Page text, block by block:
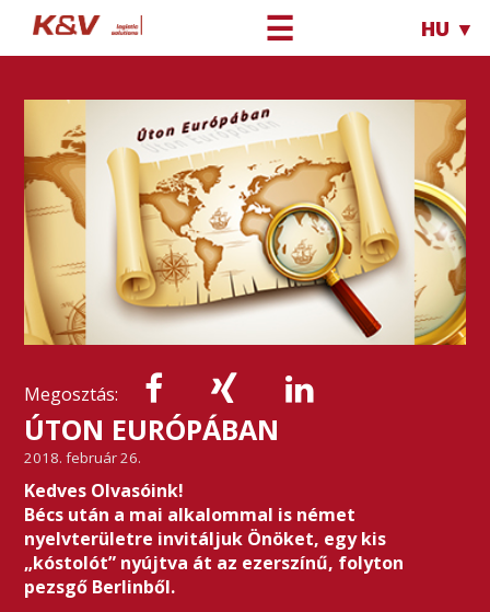
☰ HU ▼
Megosztás:
ÚTON EURÓPÁBAN
2018. február 26.
Kedves Olvasóink!
Bécs után a mai alkalommal is német
nyelvterületre invitáljuk Önöket, egy kis
„kóstolót” nyújtva át az ezerszínű, folyton
pezsgő Berlinből.